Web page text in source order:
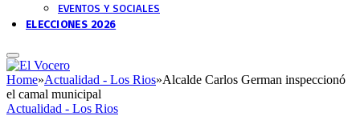
EVENTOS Y SOCIALES
ELECCIONES 2026
Home»Actualidad - Los Rios»Alcalde Carlos German inspeccionó
el camal municipal
Actualidad - Los Rios